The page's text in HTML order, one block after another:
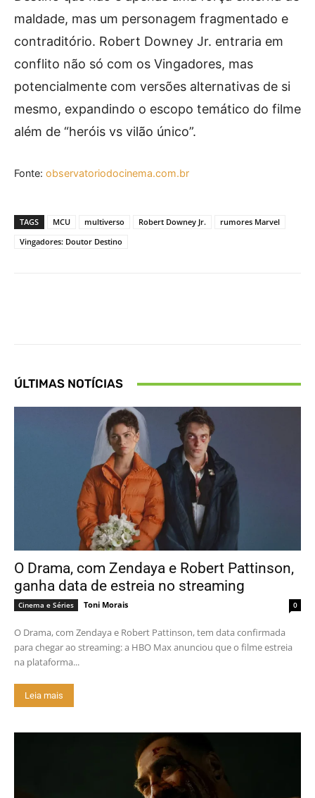
maldade, mas um personagem fragmentado e
contraditório. Robert Downey Jr. entraria em
conflito não só com os Vingadores, mas
potencialmente com versões alternativas de si
mesmo, expandindo o escopo temático do filme
além de “heróis vs vilão único”.
Fonte: observatoriodocinema.com.br
TAGS MCU multiverso Robert Downey Jr.
rumores Marvel
Vingadores: Doutor Destino
ÚLTIMAS NOTÍCIAS
O Drama, com Zendaya e Robert Pattinson,
ganha data de estreia no streaming
Cinema e Séries Toni Morais 0
O Drama, com Zendaya e Robert Pattinson, tem data confirmada
para chegar ao streaming: a HBO Max anunciou que o filme estreia
na plataforma...
Leia mais